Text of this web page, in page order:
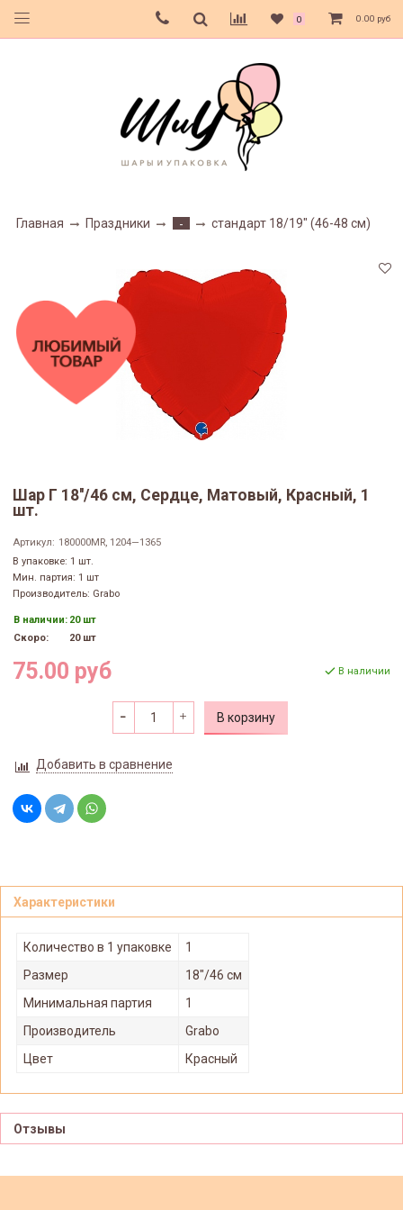
0 0.00 руб
Главная Праздники - стандарт 18/19" (46-48 см)
Шар Г 18''/46 см, Сердце, Матовый, Красный, 1
шт.
Артикул: 180000MR, 1204—1365
В упаковке: 1 шт.
Мин. партия: 1 шт
Производитель: Grabo
В наличии: 20 шт
Скоро:
20 шт
75.00 руб В наличии
В корзину
Добавить в сравнение
Характеристики
Количество в 1 упаковке
1
Размер
18"/46 см
Минимальная партия
1
Производитель
Grabo
Цвет
Красный
Отзывы